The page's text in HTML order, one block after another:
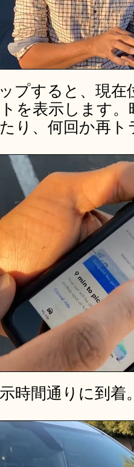
プすると、現在
を表示します
り、何回か再
時間通りに到